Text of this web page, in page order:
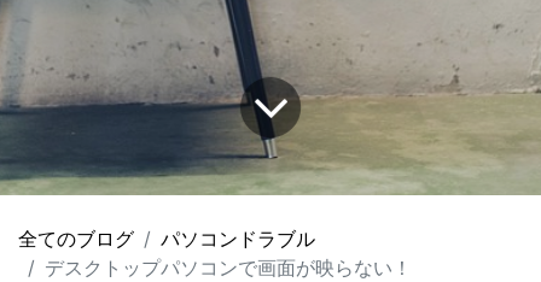
全てのブログ
パソコンドラブル
デスクトップパソコンで画面が映らない！